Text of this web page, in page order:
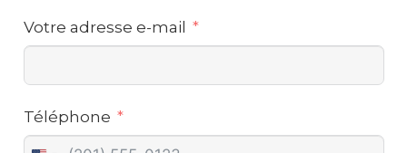
Votre adresse e-mail
Téléphone